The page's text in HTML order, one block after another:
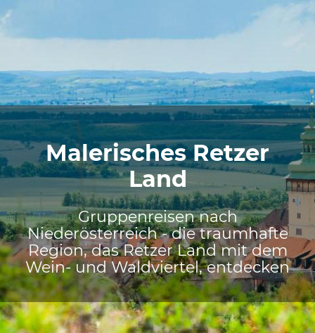
Malerisches Retzer
Land
Gruppenreisen nach
Niederösterreich - die traumhafte
Region, das Retzer Land mit dem
Wein- und Waldviertel, entdecken